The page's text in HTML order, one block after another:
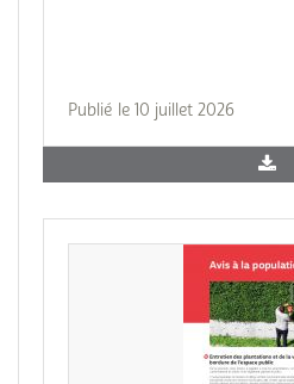
Publié le 10 juillet 2026